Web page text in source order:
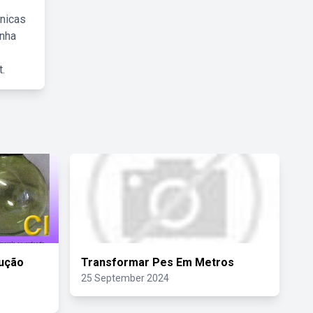
Transformar Pes Em Metros
25 September 2024